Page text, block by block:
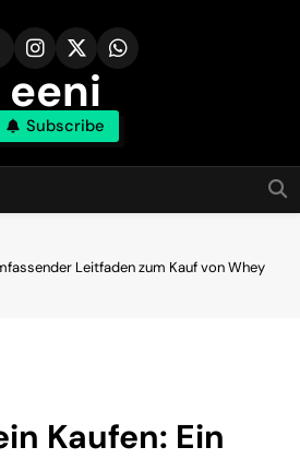
eeni
Subscribe
Leitfaden zum Kauf von Whey
Kaufen: Ein